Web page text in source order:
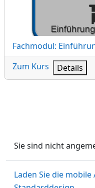
Kursname
Fachmodul:
Zum Kurs
Details
Sie sind nicht
Laden Sie die mobile